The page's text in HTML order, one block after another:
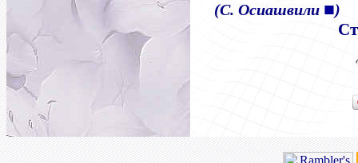
(С. Осиашвили ■)